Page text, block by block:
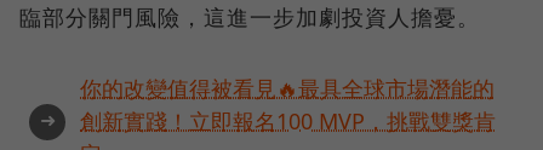
臨部分關門風險，這進一步加劇投資人擔憂。
➜
你的改變值得被看見🔥最具全球市場潛能的
創新實踐！立即報名100 MVP，挑戰雙獎肯